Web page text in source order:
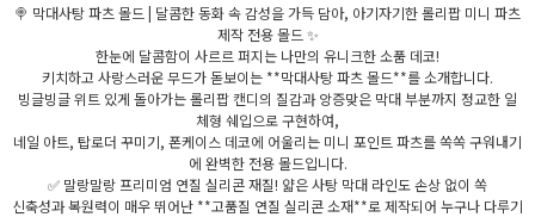
🍭 막대사탕 파츠 몰드 | 달콤한 동화 속 감성을 가득 담아, 아기자기한 롤리팝 미니 파츠
제작 전용 몰드 ✨
한눈에 달콤함이 사르르 퍼지는 나만의 유니크한 소품 데코!
키치하고 사랑스러운 무드가 돋보이는 **막대사탕 파츠 몰드**를 소개합니다.
빙글빙글 위트 있게 돌아가는 롤리팝 캔디의 질감과 앙증맞은 막대 부분까지 정교한 일
체형 쉐입으로 구현하여,
네일 아트, 탑로더 꾸미기, 폰케이스 데코에 어울리는 미니 포인트 파츠를 쏙쏙 구워내기
에 완벽한 전용 몰드입니다.
✅ 말랑말랑 프리미엄 연질 실리콘 재질! 얇은 사탕 막대 라인도 손상 없이 쏙
신축성과 복원력이 매우 뛰어난 **고품질 연질 실리콘 소재**로 제작되어 누구나 다루기